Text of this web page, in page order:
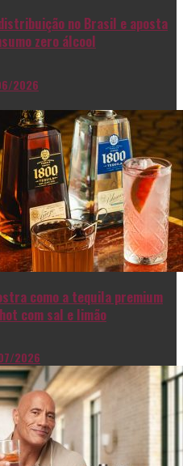
no Brasil e aposta
zero álcool
2026
como a tequila premium
com sal e limão
2026